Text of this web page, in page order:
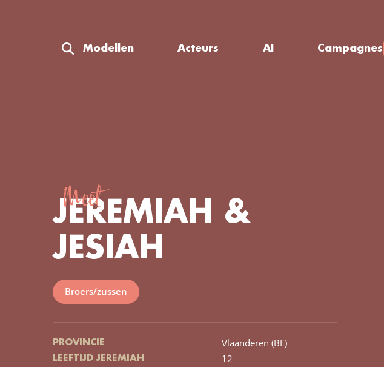
Modellen Acteurs AI Campagnes
Meet
JEREMIAH &
JESIAH
Broers/zussen
PROVINCIE Vlaanderen (BE)
LEEFTIJD JEREMIAH 12